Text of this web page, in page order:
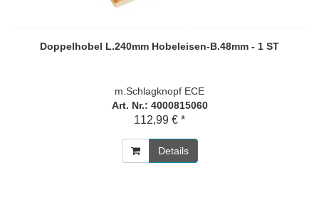
Doppelhobel L.240mm Hobeleisen-B.48mm - 1 ST
m.Schlagknopf ECE
Art. Nr.: 4000815060
112,99 € *
Details